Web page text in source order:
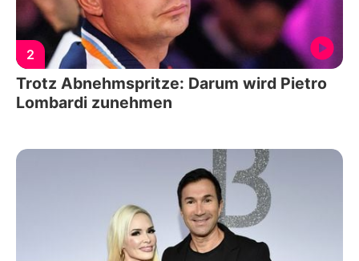
2
Trotz Abnehmspritze: Darum wird Pietro
Lombardi zunehmen